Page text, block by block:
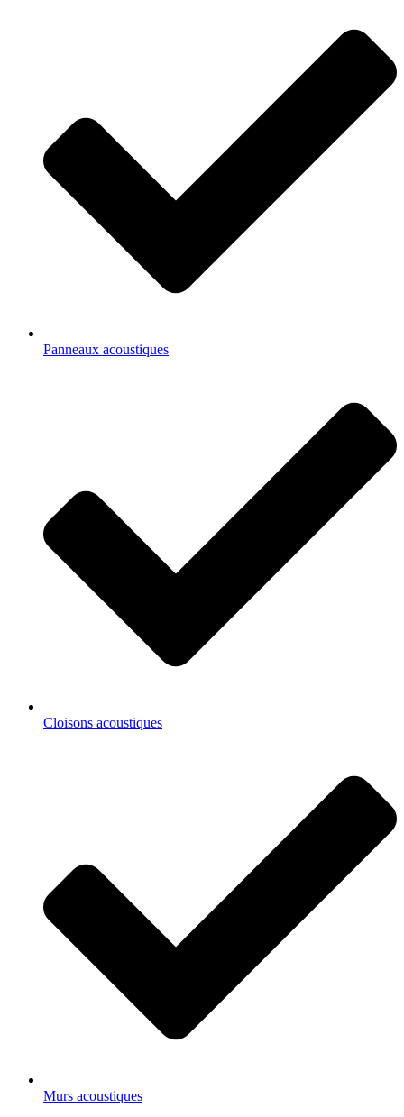
Panneaux acoustiques
Cloisons acoustiques
Murs acoustiques